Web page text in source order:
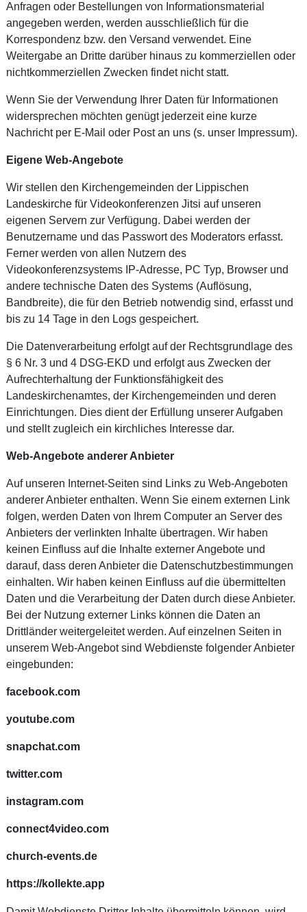
Anfragen oder Bestellungen von Informationsmaterial
angegeben werden, werden ausschließlich für die
Korrespondenz bzw. den Versand verwendet. Eine
Weitergabe an Dritte darüber hinaus zu kommerziellen oder
nichtkommerziellen Zwecken findet nicht statt.
Wenn Sie der Verwendung Ihrer Daten für Informationen
widersprechen möchten genügt jederzeit eine kurze
Nachricht per E-Mail oder Post an uns (s. unser Impressum).
Eigene Web-Angebote
Wir stellen den Kirchengemeinden der Lippischen
Landeskirche für Videokonferenzen Jitsi auf unseren
eigenen Servern zur Verfügung. Dabei werden der
Benutzername und das Passwort des Moderators erfasst.
Ferner werden von allen Nutzern des
Videokonferenzsystems IP-Adresse, PC Typ, Browser und
andere technische Daten des Systems (Auflösung,
Bandbreite), die für den Betrieb notwendig sind, erfasst und
bis zu 14 Tage in den Logs gespeichert.
Die Datenverarbeitung erfolgt auf der Rechtsgrundlage des
§ 6 Nr. 3 und 4 DSG-EKD und erfolgt aus Zwecken der
Aufrechterhaltung der Funktionsfähigkeit des
Landeskirchenamtes, der Kirchengemeinden und deren
Einrichtungen. Dies dient der Erfüllung unserer Aufgaben
und stellt zugleich ein kirchliches Interesse dar.
Web-Angebote anderer Anbieter
Auf unseren Internet-Seiten sind Links zu Web-Angeboten
anderer Anbieter enthalten. Wenn Sie einem externen Link
folgen, werden Daten von Ihrem Computer an Server des
Anbieters der verlinkten Inhalte übertragen. Wir haben
keinen Einfluss auf die Inhalte externer Angebote und
darauf, dass deren Anbieter die Datenschutzbestimmungen
einhalten. Wir haben keinen Einfluss auf die übermittelten
Daten und die Verarbeitung der Daten durch diese Anbieter.
Bei der Nutzung externer Links können die Daten an
Drittländer weitergeleitet werden. Auf einzelnen Seiten in
unserem Web-Angebot sind Webdienste folgender Anbieter
eingebunden:
facebook.com
youtube.com
snapchat.com
twitter.com
instagram.com
connect4video.com
church-events.de
https://kollekte.app